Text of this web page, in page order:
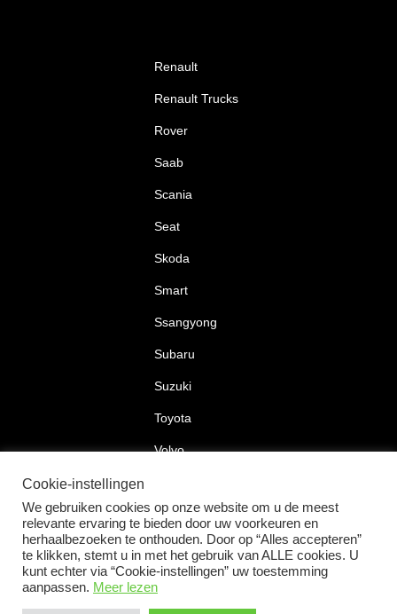
Renault
Renault Trucks
Rover
Saab
Scania
Seat
Skoda
Smart
Ssangyong
Subaru
Suzuki
Toyota
Volvo
2026 © Car Lock Systems
Cookie-instellingen
We gebruiken cookies op onze website om u de meest
relevante ervaring te bieden door uw voorkeuren en
herhaalbezoeken te onthouden. Door op “Alles accepteren”
te klikken, stemt u in met het gebruik van ALLE cookies. U
kunt echter via “Cookie-instellingen” uw toestemming
aanpassen. Meer lezen